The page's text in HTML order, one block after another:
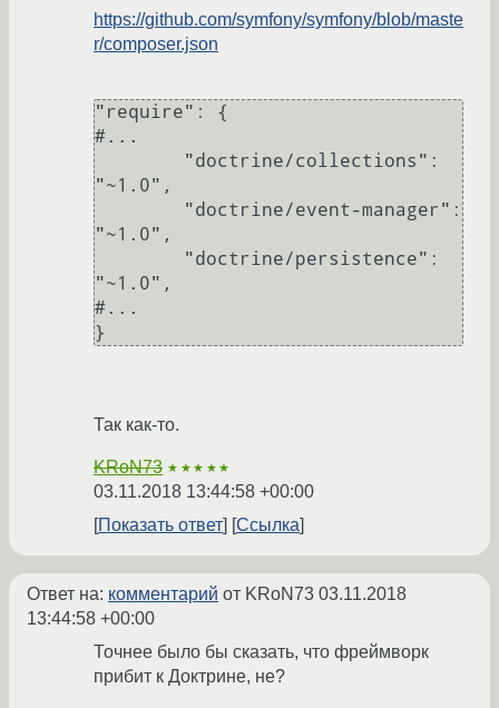
https://github.com/symfony/symfony/blob/maste
r/composer.json
"require": {
#...
"~1.0",
"~1.0",
"~1.0",
#...
Так как-то.
KRoN73 ★★★★★
03.11.2018 13:44:58 +00:00
Показать ответ
Ссылка
Ответ на: комментарий от KRoN73 03.11.2018
13:44:58 +00:00
Точнее было бы сказать, что фреймворк
прибит к Доктрине, не?